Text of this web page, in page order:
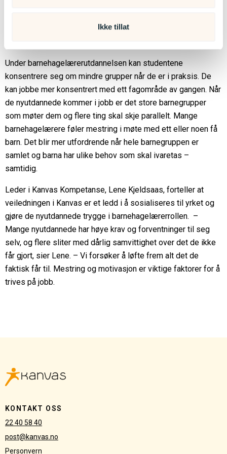
Ikke tillat
Under barnehagelærerutdannelsen kan studentene
konsentrere seg om mindre grupper når de er i praksis. De
kan jobbe mer konsentrert med ett fagområde av gangen. Når
de nyutdannede kommer i jobb er det store barnegrupper
som møter dem og flere ting skal skje parallelt. Mange
barnehagelærere føler mestring i møte med ett eller noen få
barn. Det blir mer utfordrende når hele barnegruppen er
samlet og barna har ulike behov som skal ivaretas –
samtidig.
Leder i Kanvas Kompetanse, Lene Kjeldsaas, forteller at
veiledningen i Kanvas er et ledd i å sosialiseres til yrket og
gjøre de nyutdannede trygge i barnehagelærerrollen. –
Mange nyutdannede har høye krav og forventninger til seg
selv, og flere sliter med dårlig samvittighet over det de ikke
får gjort, sier Lene. – Vi forsøker å løfte frem alt det de
faktisk får til. Mestring og motivasjon er viktige faktorer for å
trives på jobb.
Kanvas
logo
KONTAKT OSS
22 40 58 40
post@kanvas.no
Personvern